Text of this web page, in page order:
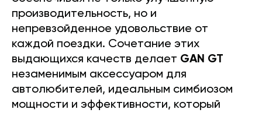
производительность, но и
непревзойденное удовольствие от
каждой поездки. Сочетание этих
выдающихся качеств делает GAN GT
незаменимым аксессуаром для
автолюбителей, идеальным симбиозом
мощности и эффективности, который